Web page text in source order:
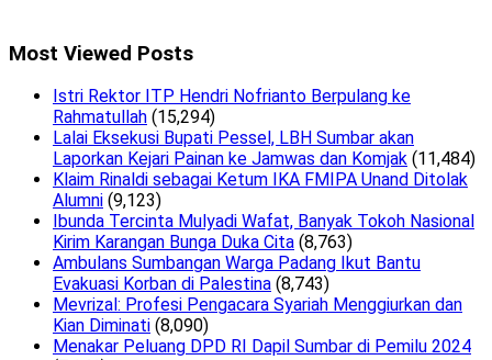
Most Viewed Posts
Istri Rektor ITP Hendri Nofrianto Berpulang ke
Rahmatullah (15,294)
Lalai Eksekusi Bupati Pessel, LBH Sumbar akan
Laporkan Kejari Painan ke Jamwas dan Komjak (11,484)
Klaim Rinaldi sebagai Ketum IKA FMIPA Unand Ditolak
Alumni (9,123)
Ibunda Tercinta Mulyadi Wafat, Banyak Tokoh Nasional
Kirim Karangan Bunga Duka Cita (8,763)
Ambulans Sumbangan Warga Padang Ikut Bantu
Evakuasi Korban di Palestina (8,743)
Mevrizal: Profesi Pengacara Syariah Menggiurkan dan
Kian Diminati (8,090)
Menakar Peluang DPD RI Dapil Sumbar di Pemilu 2024